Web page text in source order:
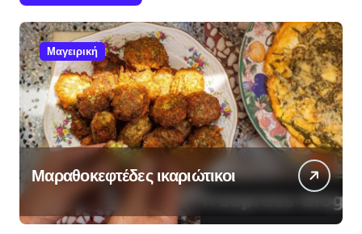
Μαγειρική
Μαραθοκεφτέδες ικαριώτικοι